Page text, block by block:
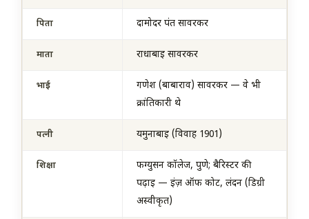
पिता दामोदर पंत सावरकर
माता राधाबाई सावरकर
भाई
गणेश (बाबाराव) सावरकर — वे भी
क्रांतिकारी थे
पत्नी यमुनाबाई (विवाह 1901)
शिक्षा
फर्ग्युसन कॉलेज, पुणे; बैरिस्टर की
पढ़ाई — इंज़ ऑफ कोर्ट, लंदन (डिग्री
अस्वीकृत)